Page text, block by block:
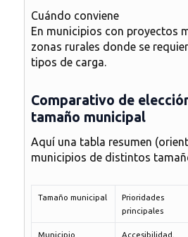
Cuándo conviene
En municipios con proyectos
zonas rurales donde se
tipos de carga.
Comparativo de
tamaño municipal
Aquí una tabla resumen
municipios de distintos
Tamaño municipal
Prioridades
principales
Municipio
Accesibilidad,